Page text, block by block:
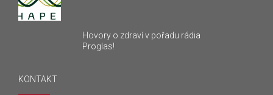
Hovory o zdraví v pořadu rádia
Proglas!
KONTAKT